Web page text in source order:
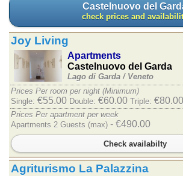
Castelnuovo del
check prices and
Joy Living
Apartments
Castelnuovo del Garda
Lago di Garda / Veneto
Prices Per room per night (Minimum)
Single: €55.00 Double: €60.00 Triple: €80.00
Prices Per apartment per week
Apartments 2 Guests (max) - €490.00
Check availabilty
Agriturismo La Palazzina